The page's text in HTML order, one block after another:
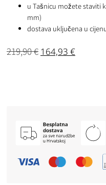
u Tašnicu možete staviti
mm)
dostava uključena u
219,90€ 164,93 €